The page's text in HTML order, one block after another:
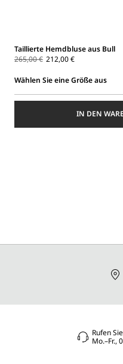
Taillierte Hemdbluse aus Bull
265,00 € 212,00 €
Wählen Sie eine Größe aus
IN DEN
Rufen
Mo.–Fr.,